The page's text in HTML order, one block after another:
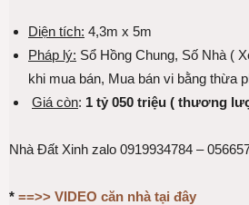
Diện tích: 4,3m x 5m
Pháp lý: Sổ Hồng Chung, Số Nhà (
khi mua bán, Mua bán vi bằng thừa
Giá còn: 1 tỷ 050 triệu ( thương
Nhà Đất Xinh zalo 0919934784 –
* ==>> VIDEO căn nhà tại đây